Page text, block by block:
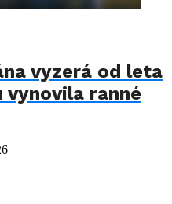
vyzerá od leta
ranné